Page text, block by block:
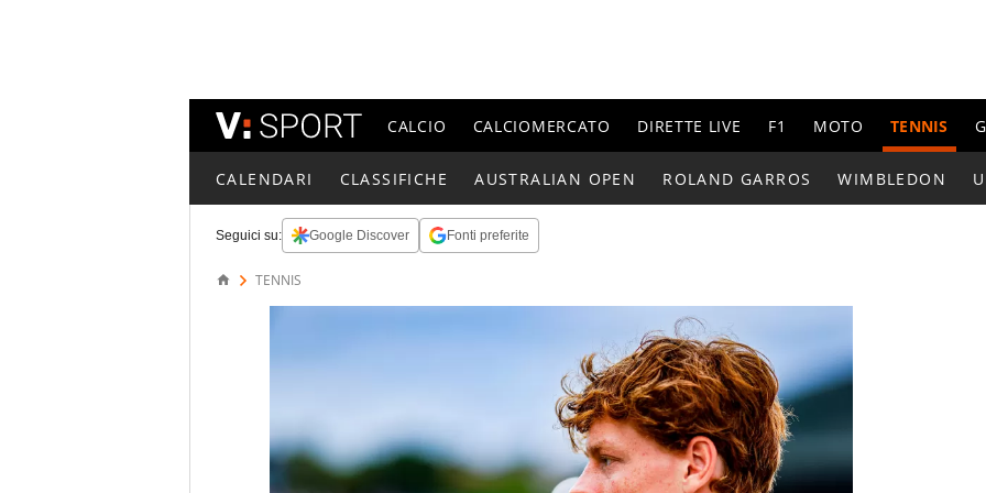
CALCIO CALCIOMERCATO DIRETTE LIVE F1 MOTO TENNIS
CALENDARI CLASSIFICHE AUSTRALIAN OPEN ROLAND GARROS WIMBLEDON
Seguici su: Google Discover Fonti preferite
TENNIS